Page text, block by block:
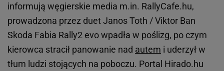
informują węgierskie media m.in. RallyCafe.hu,
prowadzona przez duet Janos Toth / Viktor Ban
Skoda Fabia Rally2 evo wpadła w poślizg, po czym
kierowca stracił panowanie nad autem i uderzył w
tłum ludzi stojących na poboczu. Portal Hirado.hu